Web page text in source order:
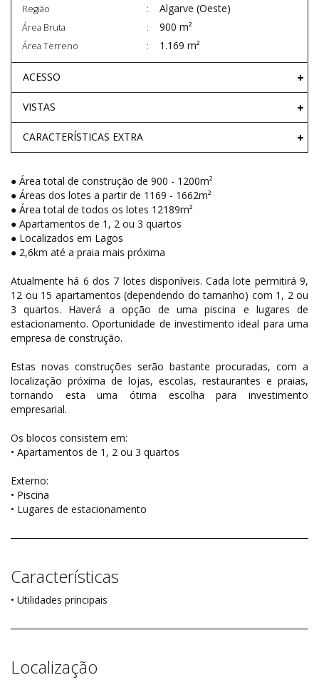
Região Algarve (Oeste)
Área Bruta 900 m²
Área Terreno 1.169 m²
ACESSO
VISTAS
CARACTERÍSTICAS EXTRA
● Área total de construção de 900 - 1200m²
● Áreas dos lotes a partir de 1169 - 1662m²
● Área total de todos os lotes 12189m²
● Apartamentos de 1, 2 ou 3 quartos
● Localizados em Lagos
● 2,6km até a praia mais próxima
Atualmente há 6 dos 7 lotes disponíveis. Cada lote permitirá 9,
12 ou 15 apartamentos (dependendo do tamanho) com 1, 2 ou
3 quartos. Haverá a opção de uma piscina e lugares de
estacionamento. Oportunidade de investimento ideal para uma
empresa de construção.
Estas novas construções serão bastante procuradas, com a
localização próxima de lojas, escolas, restaurantes e praias,
tornando esta uma ótima escolha para investimento
empresarial.
Os blocos consistem em:
• Apartamentos de 1, 2 ou 3 quartos
Externo:
• Piscina
• Lugares de estacionamento
Características
• Utilidades principais
Localização